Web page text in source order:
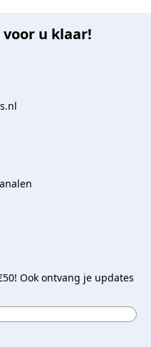
u klaar!
Ook ontvang je updates